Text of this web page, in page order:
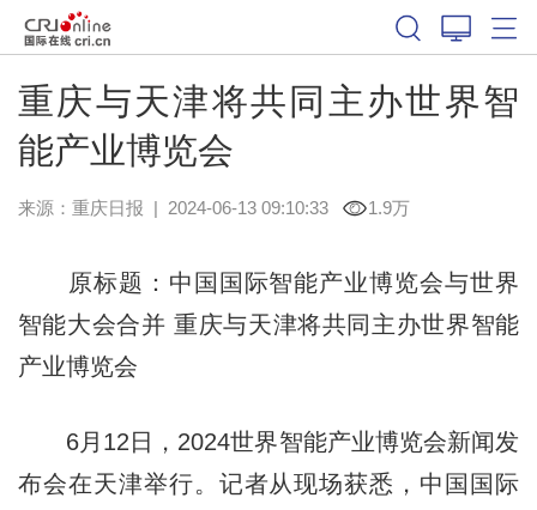
重庆与天津将共同主办世界智
能产业博览会
来源： 重庆日报 | 2024-06-13 09:10:33 1.9万
原标题：中国国际智能产业博览会与世界
智能大会合并 重庆与天津将共同主办世界智能
产业博览会
6月12日，2024世界智能产业博览会新闻发
布会在天津举行。记者从现场获悉，中国国际